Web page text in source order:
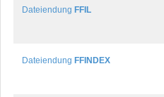
Dateiendung FFIL
Dateiendung FFINDEX